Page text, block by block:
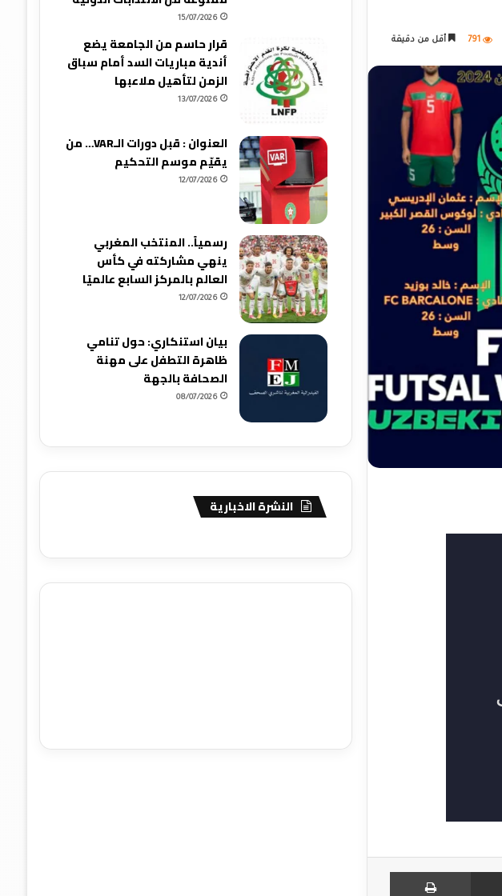
791 أقل من دقيقة
مشاركة عبر الإميل طباعة
15/07/2026
قرار حاسم من الجامعة يضع
أندية مباريات السد أمام سباق
الزمن لتأهيل ملاعبها
13/07/2026
العنوان : قبل دورات الـVAR… من
يقيّم موسم التحكيم
12/07/2026
رسمياً.. المنتخب المغربي
ينهي مشاركته في كأس
العالم بالمركز السابع عالميًا
12/07/2026
بيان استنكاري: حول تنامي
ظاهرة التطفل على مهنة
الصحافة بالجهة
08/07/2026
النشرة الاخبارية